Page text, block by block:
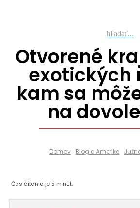
hľadať...
Otvorené
exotických
kam sa
na
Domov Blog o Amerike
Čas čítania je 5 minút.